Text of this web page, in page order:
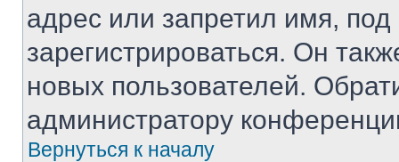
адрес или запретил имя,
зарегистрироваться. Он
новых пользователей.
администратору
Вернуться к началу